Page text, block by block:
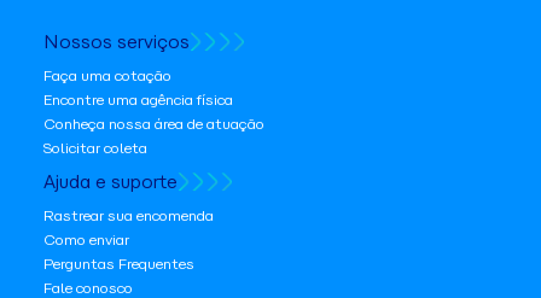
Nossos serviços
Faça uma cotação
Encontre uma agência física
Conheça nossa área de atuação
Solicitar coleta
Ajuda e suporte
Rastrear sua encomenda
Como enviar
Perguntas Frequentes
Fale conosco